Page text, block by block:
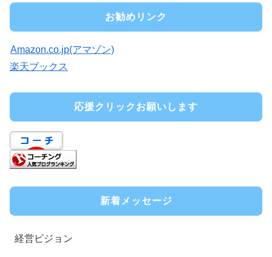
お勧めリンク
Amazon.co.jp(アマゾン)
楽天ブックス
応援クリックお願いします
新着メッセージ
経営ビジョン